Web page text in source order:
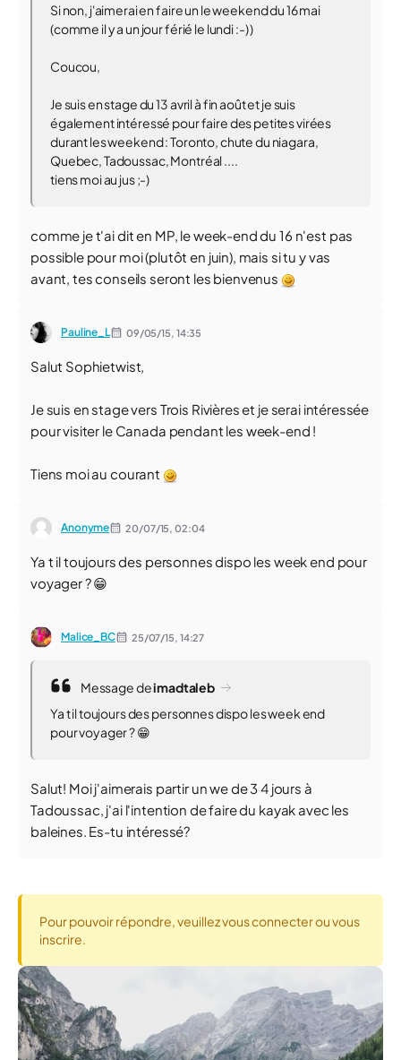
Si non, j'aimerai en faire un le weekend du 16 mai
(comme il y a un jour férié le lundi :-) )
Coucou,
Je suis en stage du 13 avril à fin août et je suis
également intéressé pour faire des petites virées
durant les weekend : Toronto, chute du niagara,
Quebec, Tadoussac, Montréal ....
tiens moi au jus ;-)
comme je t'ai dit en MP, le week-end du 16 n'est pas
possible pour moi (plutôt en juin), mais si tu y vas
avant, tes conseils seront les bienvenus
Pauline_L 09/05/15, 14:35
Salut Sophietwist,
Je suis en stage vers Trois Rivières et je serai intéressée
pour visiter le Canada pendant les week-end !
Tiens moi au courant
Anonyme 20/07/15,02:04
Ya t il toujours des personnes dispo les week end pour
voyager ? 😁
Malice_BC 25/07/15, 14:27
Message deimadtaleb
Ya t il toujours des personnes dispo les week end
pour voyager ? 😁
Salut! Moi j'aimerais partir un we de 3 4 jours à
Tadoussac, j'ai l'intention de faire du kayak avec les
baleines. Es-tu intéressé?
Pour pouvoir répondre, veuillez vous connecter ou vous
inscrire.